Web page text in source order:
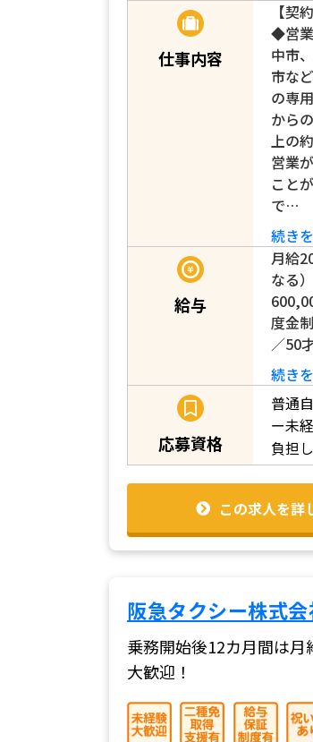
仕事内容
【契
◆営
中市
市な
の専
から
上の
営業
こと
で…
続き
給与
月給
なる
度金
／50
続き
応募資格
普通
ー未
負担
この求人を詳
阪急タクシー株式会
乗務開始後12カ月間は
大歓迎！